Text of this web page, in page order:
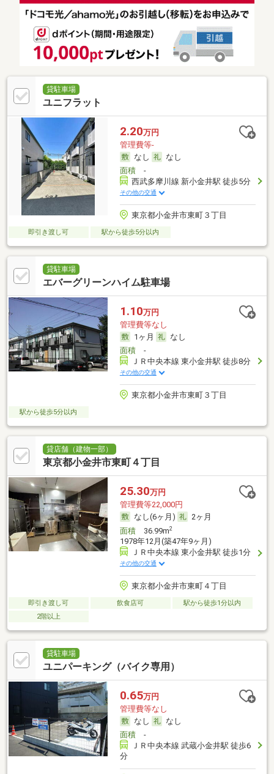
貸駐車場
ユニフラット
2.20万円
管理費等-
なし
なし
面積-
西武多摩川線 新小金井駅 徒歩5分
その他の交通
東京都小金井市東町３丁目
即引き渡し可 駅から徒歩5分以内
貸駐車場
エバーグリーンハイム駐車場
1.10万円
管理費等なし
1ヶ月
なし
面積-
ＪＲ中央本線 東小金井駅 徒歩8分
その他の交通
東京都小金井市東町３丁目
駅から徒歩5分以内
貸店舗（建物一部）
東京都小金井市東町４丁目
25.30万円
管理費等22,000円
なし(6ヶ月)
2ヶ月
面積36.99m2
1978年12月(築47年9ヶ月)
ＪＲ中央本線 東小金井駅 徒歩1分
その他の交通
東京都小金井市東町４丁目
即引き渡し可 飲食店可
駅から徒歩1分以内
2階以上
貸駐車場
ユニパーキング（バイク専用）
0.65万円
管理費等なし
なし
なし
面積-
ＪＲ中央本線 武蔵小金井駅 徒歩6
分